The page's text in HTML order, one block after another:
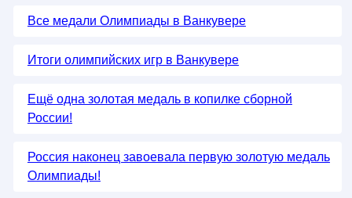
Все медали Олимпиады в Ванкувере
Итоги олимпийских игр в Ванкувере
Ещё одна золотая медаль в копилке сборной
России!
Россия наконец завоевала первую золотую медаль
Олимпиады!